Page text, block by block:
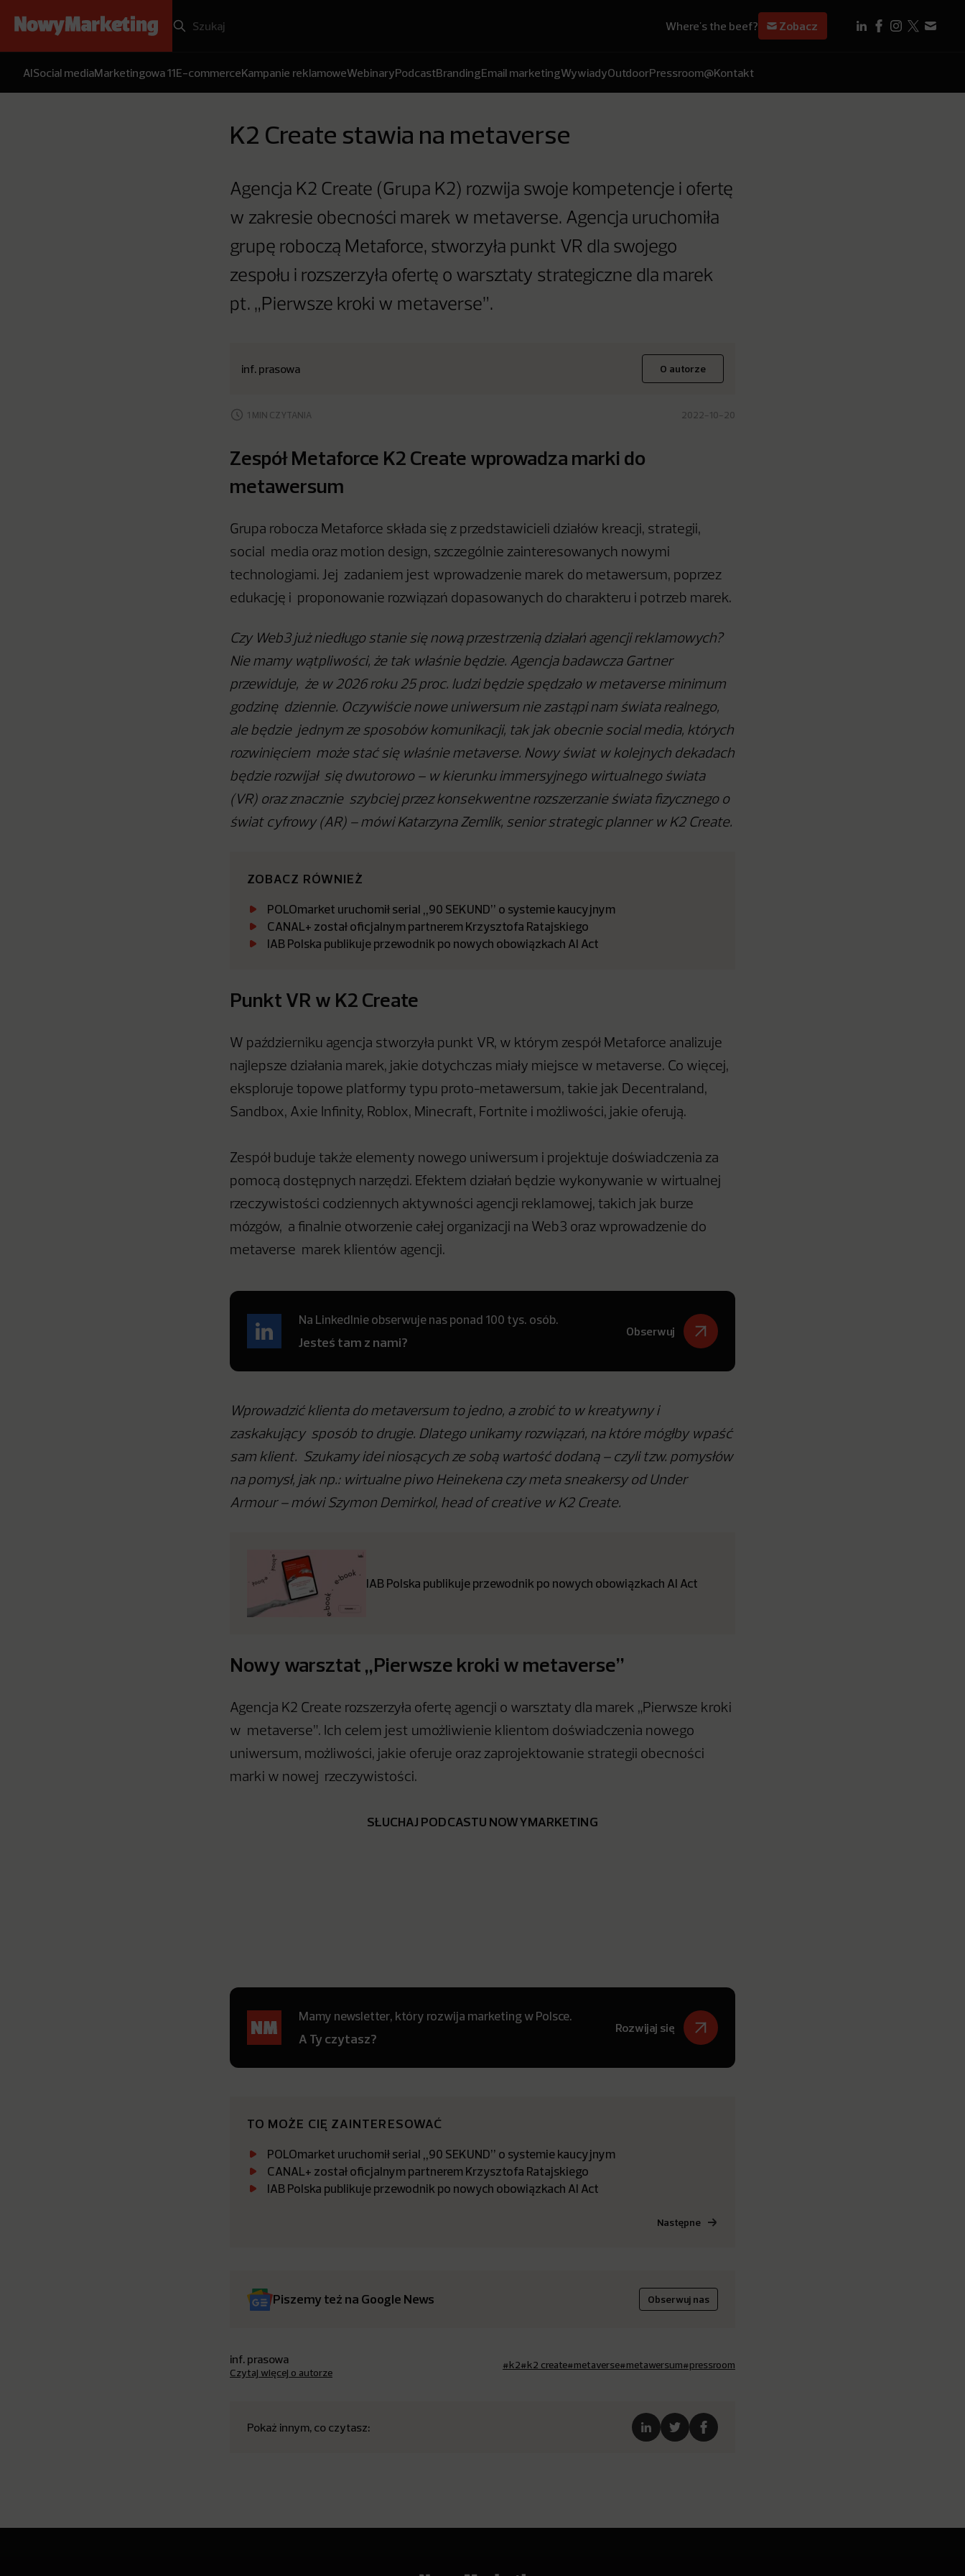
Where's the beef? Zobacz
AISocial mediaMarketingowa 11E-commerceKampanie reklamoweWebinaryPodcastBrandingEmail marketingWywiadyOutdoorPressroom@Kontakt
K2 Create stawia na metaverse
Agencja K2 Create (Grupa K2) rozwija swoje kompetencje i ofertę
w zakresie obecności marek w metaverse. Agencja uruchomiła
grupę roboczą Metaforce, stworzyła punkt VR dla swojego
zespołu i rozszerzyła ofertę o warsztaty strategiczne dla marek
pt. „Pierwsze kroki w metaverse”.
inf. prasowa O autorze
1 MIN CZYTANIA 2022-10-20
Zespół Metaforce K2 Create wprowadza marki do
metawersum
Grupa robocza Metaforce składa się z przedstawicieli działów kreacji, strategii,
social media oraz motion design, szczególnie zainteresowanych nowymi
technologiami. Jej zadaniem jest wprowadzenie marek do metawersum, poprzez
edukację i proponowanie rozwiązań dopasowanych do charakteru i potrzeb marek.
Czy Web3 już niedługo stanie się nową przestrzenią działań agencji reklamowych?
Nie mamy wątpliwości, że tak właśnie będzie. Agencja badawcza Gartner
przewiduje, że w 2026 roku 25 proc. ludzi będzie spędzało w metaverse minimum
godzinę dziennie. Oczywiście nowe uniwersum nie zastąpi nam świata realnego,
ale będzie jednym ze sposobów komunikacji, tak jak obecnie social media, których
rozwinięciem może stać się właśnie metaverse. Nowy świat w kolejnych dekadach
będzie rozwijał się dwutorowo – w kierunku immersyjnego wirtualnego świata
(VR) oraz znacznie szybciej przez konsekwentne rozszerzanie świata fizycznego o
świat cyfrowy (AR) – mówi Katarzyna Zemlik, senior strategic planner w K2 Create.
ZOBACZ RÓWNIEŻ
POLOmarket uruchomił serial „90 SEKUND” o systemie kaucyjnym
CANAL+ został oficjalnym partnerem Krzysztofa Ratajskiego
IAB Polska publikuje przewodnik po nowych obowiązkach AI Act
Punkt VR w K2 Create
W październiku agencja stworzyła punkt VR, w którym zespół Metaforce analizuje
najlepsze działania marek, jakie dotychczas miały miejsce w metaverse. Co więcej,
eksploruje topowe platformy typu proto-metawersum, takie jak Decentraland,
Sandbox, Axie Infinity, Roblox, Minecraft, Fortnite i możliwości, jakie oferują.
Zespół buduje także elementy nowego uniwersum i projektuje doświadczenia za
pomocą dostępnych narzędzi. Efektem działań będzie wykonywanie w wirtualnej
rzeczywistości codziennych aktywności agencji reklamowej, takich jak burze
mózgów, a finalnie otworzenie całej organizacji na Web3 oraz wprowadzenie do
metaverse marek klientów agencji.
Na LinkedInie obserwuje nas ponad 100 tys. osób.
Jesteś tam z nami?
Obserwuj
Wprowadzić klienta do metaversum to jedno, a zrobić to w kreatywny i
zaskakujący sposób to drugie. Dlatego unikamy rozwiązań, na które mógłby wpaść
sam klient. Szukamy idei niosących ze sobą wartość dodaną – czyli tzw. pomysłów
na pomysł, jak np.: wirtualne piwo Heinekena czy meta sneakersy od Under
Armour – mówi Szymon Demirkol, head of creative w K2 Create.
IAB Polska publikuje przewodnik po nowych obowiązkach AI Act
Nowy warsztat „Pierwsze kroki w metaverse”
Agencja K2 Create rozszerzyła ofertę agencji o warsztaty dla marek „Pierwsze kroki
w metaverse”. Ich celem jest umożliwienie klientom doświadczenia nowego
uniwersum, możliwości, jakie oferuje oraz zaprojektowanie strategii obecności
marki w nowej rzeczywistości.
SŁUCHAJ PODCASTU NOWYMARKETING
Mamy newsletter, który rozwija marketing w Polsce.
A Ty czytasz?
Rozwijaj się
TO MOŻE CIĘ ZAINTERESOWAĆ
POLOmarket uruchomił serial „90 SEKUND” o systemie kaucyjnym
CANAL+ został oficjalnym partnerem Krzysztofa Ratajskiego
IAB Polska publikuje przewodnik po nowych obowiązkach AI Act
Następne
Piszemy też na Google News Obserwuj nas
inf. prasowa
Czytaj więcej o autorze
#k2#k2 create#metaverse#metawersum#pressroom
Pokaż innym, co czytasz: